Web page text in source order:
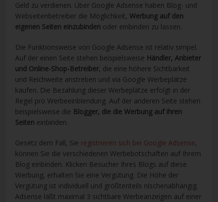
Geld zu verdienen. Über Google Adsense haben Blog- und
Webseitenbetreiber die Möglichkeit, Werbung auf den
eigenen Seiten einzubinden oder einbinden zu lassen.
Die Funktionsweise von Google Adsense ist relativ simpel.
Auf der einen Seite stehen beispielsweise Händler, Anbieter
und Online-Shop-Betreiber, die eine höhere Sichtbarkeit
und Reichweite anstreben und via Google Werbeplätze
kaufen. Die Bezahlung dieser Werbeplätze erfolgt in der
Regel pro Werbeeinblendung. Auf der anderen Seite stehen
beispielsweise die Blogger, die die Werbung auf ihren
Seiten einbinden.
Gesetz dem Fall, Sie registrieren sich bei Google Adsense,
können Sie die verschiedenen Werbebotschaften auf Ihrem
Blog einbinden. Klicken Besucher Ihres Blogs auf diese
Werbung, erhalten Sie eine Vergütung. Die Höhe der
Vergütung ist individuell und größtenteils nischenabhängig.
Adsense läßt maximal 3 sichtbare Werbeanzeigen auf einer